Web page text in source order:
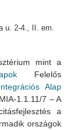
u. 2-4., II. em.
mint a
Felelős
Alap
1.1.11/7 – A
a
országok